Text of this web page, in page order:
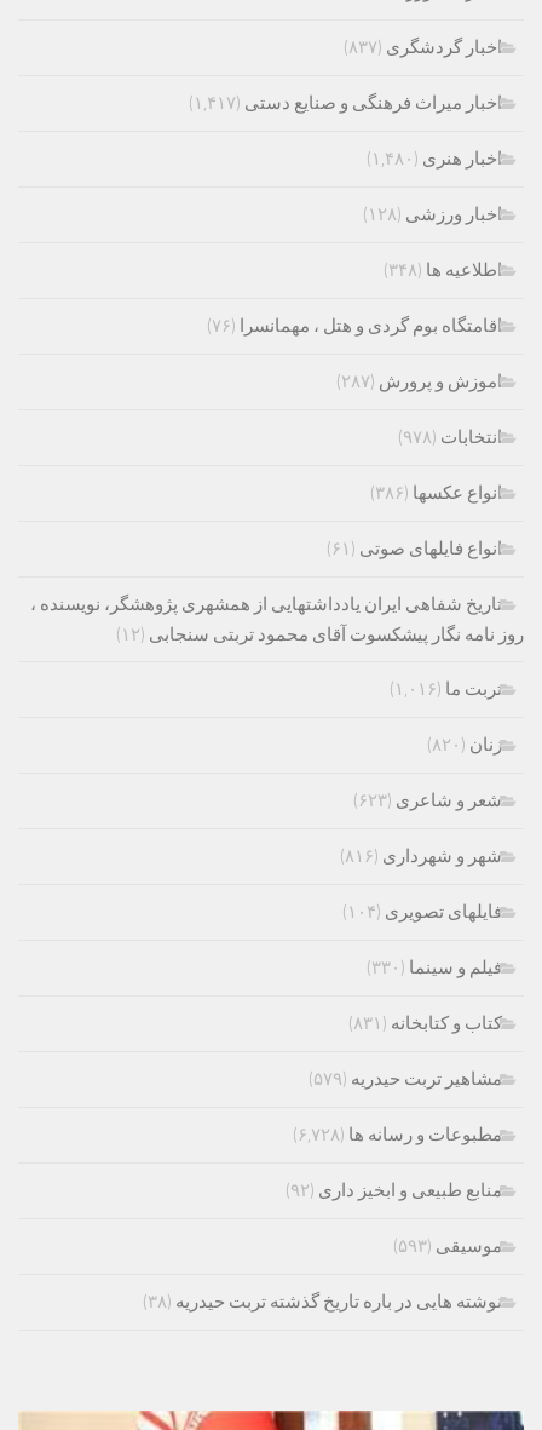
اخبار گردشگری (۸۳۷)
اخبار میراث فرهنگی و صنایع دستی (۱,۴۱۷)
اخبار هنری (۱,۴۸۰)
اخبار ورزشی (۱۲۸)
اطلاعیه ها (۳۴۸)
اقامتگاه بوم گردی و هتل ، مهمانسرا (۷۶)
اموزش و پرورش (۲۸۷)
انتخابات (۹۷۸)
انواع عکسها (۳۸۶)
انواع فایلهای صوتی (۶۱)
تاریخ شفاهی ایران یادداشتهایی از همشهری پژوهشگر، نویسنده ،
روز نامه نگار پیشکسوت آقای محمود تربتی سنجابی (۱۲)
تربت ما (۱,۰۱۶)
زنان (۸۲۰)
شعر و شاعری (۶۲۳)
شهر و شهرداری (۸۱۶)
فایلهای تصویری (۱۰۴)
فیلم و سینما (۳۳۰)
کتاب و کتابخانه (۸۳۱)
مشاهیر تربت حیدریه (۵۷۹)
مطبوعات و رسانه ها (۶,۷۲۸)
منابع طبیعی و ابخیز داری (۹۲)
موسیقی (۵۹۳)
نوشته هایی در باره تاریخ گذشته تربت حیدریه (۳۸)